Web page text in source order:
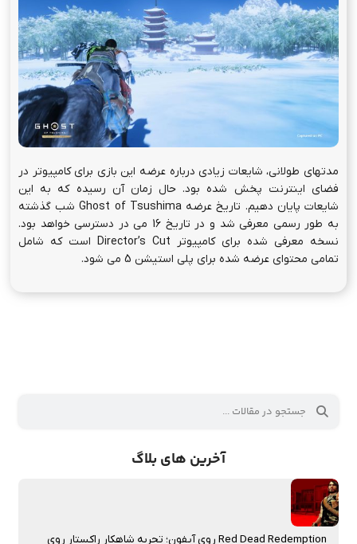
این بازی با گیم پلی بسیار روان و سرگرم کننده که یادآور بازیهای سولز
لایک هست، توانست به صدر جدول بهترین بازی ها راه پیدا کند. در
سال 2020 ، Ghost of Tsushima با اختلاف کمی از Last of Us II
شکست خورد که به عنوان برترین بازی سال اعلام شد. اما از نظر
بسیاری از گیمر ها و در رای گیری های مختلف، این عنوان بهترین بازی
سال تلقی شد.
تمامی محتوای عرضه شده برای پلی استیشن 5 می شود.